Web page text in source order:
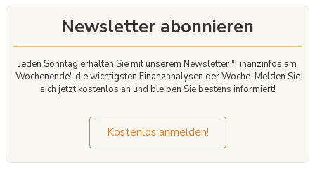
Newsletter abonnieren
Jeden Sonntag erhalten Sie mit unserem Newsletter "Finanzinfos am
Wochenende" die wichtigsten Finanzanalysen der Woche. Melden Sie
sich jetzt kostenlos an und bleiben Sie bestens informiert!
Kostenlos anmelden!